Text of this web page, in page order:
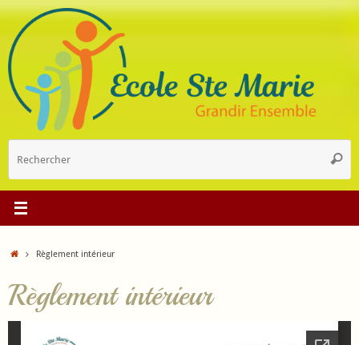
Passer
contenu
:
AccueilRèglement intérieur
Règlement intérieur